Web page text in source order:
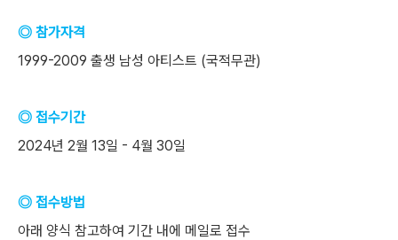
◎ 참가자격
1999-2009 출생 남성 아티스트 (국적무관)
◎ 접수기간
2024년 2월 13일 - 4월 30일
◎ 접수방법
아래 양식 참고하여 기간 내에 메일로 접수